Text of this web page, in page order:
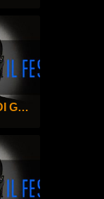
IL FESTINO DI GIGI DE MARTINO – 99°